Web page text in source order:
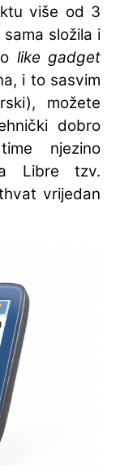
više od 3
složila i
like gadget
i to sasvim
možete
dobro
njezino
Libre tzv.
vrijedan